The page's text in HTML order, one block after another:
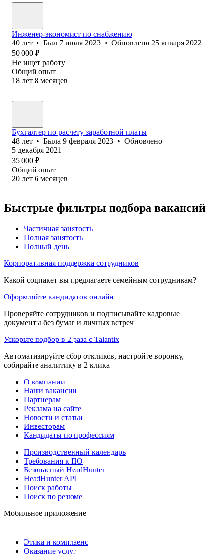
Инженер-экономист по снабжению
40 лет • Был 7 июля 2023 • Обновлено 25 января 2022
50 000 ₽
Не ищет работу
Общий опыт
18 лет 8 месяцев
Бухгалтер по расчету заработной платы
48 лет • Была 9 февраля 2023 • Обновлено
5 декабря 2021
35 000 ₽
Общий опыт
20 лет 6 месяцев
Быстрые фильтры подбора вакансий
Частичная занятость
Полная занятость
Полный день
Корпоративная поддержка сотрудников
Какой соцпакет вы предлагаете семейным сотрудникам?
Оформляйте кандидатов онлайн
Проверяйте сотрудников и подписывайте кадровые
документы без бумаг и личных встреч
Ускорьте подбор в 2 раза с Talantix
Автоматизируйте сбор откликов, настройте воронку,
собирайте аналитику в 2 клика
О компании
Наши вакансии
Партнерам
Реклама на сайте
Новости и статьи
Инвесторам
Кандидаты по профессиям
Производственный календарь
Требования к ПО
Безопасный HeadHunter
HeadHunter API
Поиск работы
Поиск по резюме
Мобильное приложение
Этика и комплаенс
Оказание услуг